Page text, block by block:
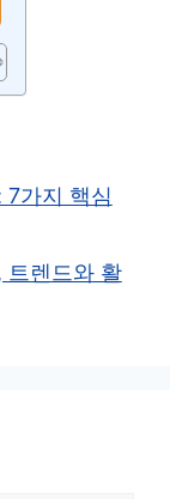
7가지 핵심
트렌드와 활